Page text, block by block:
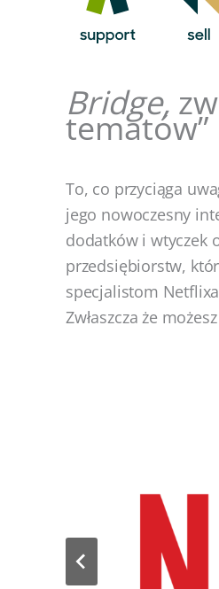
Bridge,
tematów”
To, co przyciąga
jego nowoczesny
dodatków i wtyczek
przedsiębiorstw,
specjalistom
Zwłaszcza że